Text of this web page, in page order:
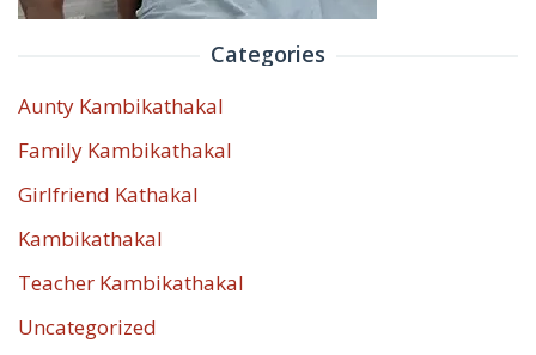
Categories
Aunty Kambikathakal
Family Kambikathakal
Girlfriend Kathakal
Kambikathakal
Teacher Kambikathakal
Uncategorized